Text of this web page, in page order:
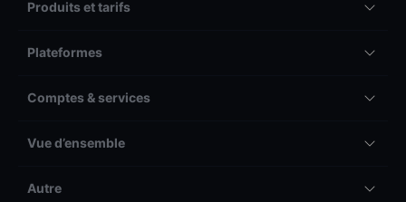
Produits et tarifs
Plateformes
Comptes & services
Vue d’ensemble
Autre